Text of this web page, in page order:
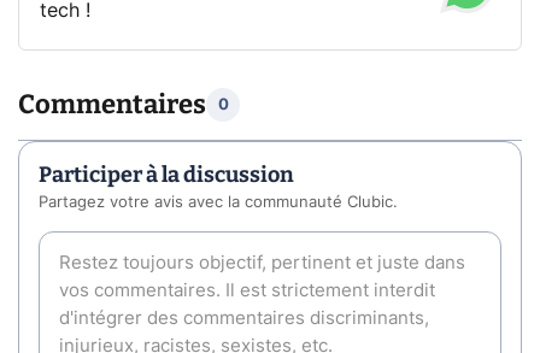
tech !
Commentaires 0
Participer à la discussion
Partagez votre avis avec la communauté Clubic.